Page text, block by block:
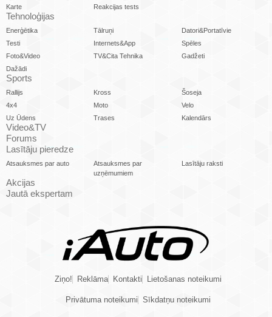
Karte
Reakcijas tests
Tehnoloģijas
Enerģētika Tālruņi
Datori&Portatīvie
Testi
Internets&App
Spēles
Foto&Video
TV&Cita Tehnika
Gadžeti
Dažādi
Sports
Rallijs Kross
Šoseja
4x4
Moto
Velo
Uz Ūdens
Trases Kalendārs
Video&TV
Forums
Lasītāju pieredze
Atsauksmes par auto
Atsauksmes par
uzņēmumiem
Lasītāju raksti
Akcijas
Jautā ekspertam
Ziņo! Reklāma Kontakti Lietošanas noteikumi
Privātuma noteikumi Sīkdatņu noteikumi